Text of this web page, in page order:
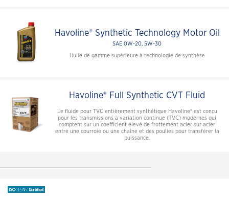
Havoline® Synthetic Technology Motor Oil
SAE 0W-20, 5W-30
Huile de gamme supérieure à technologie de synthèse
Havoline® Full Synthetic CVT Fluid
Le fluide pour TVC entièrement synthétique Havoline® est conçu
pour les transmissions à variation continue (TVC) modernes qui
comptent sur un coefficient élevé de frottement acier sur acier
entre une courroie ou une chaîne et des poulies pour transférer la
puissance.